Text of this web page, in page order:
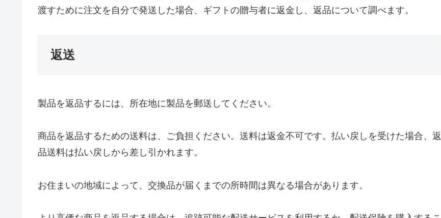
渡すために注文を自分で発送した場合、ギフトの贈与者に返金し、返品について調べます。
返送
製品を返品するには、所在地に製品を郵送してください。
商品を返品するための送料は、ご負担ください。送料は返金不可です。払い戻しを受けた場合、返
品送料は払い戻しから差し引かれます。
お住まいの地域によって、交換品が届くまでの所時間は異なる場合があります。